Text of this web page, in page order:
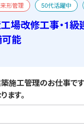
来形管理 50代活躍中
一級建築士 宿舎あり
場改修工事・1
能
工管理のお仕事で
す。